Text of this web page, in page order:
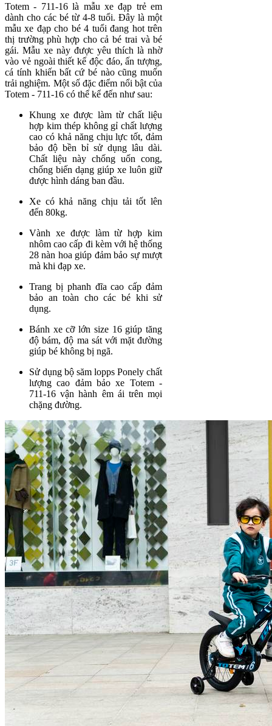
Totem - 711-16 là mẫu xe đạp trẻ em
dành cho các bé từ 4-8 tuổi. Đây là một
mẫu xe đạp cho bé 4 tuổi đang hot trên
thị trường phù hợp cho cả bé trai và bé
gái. Mẫu xe này được yêu thích là nhờ
vào vẻ ngoài thiết kế độc đáo, ấn tượng,
cá tính khiến bất cứ bé nào cũng muốn
trải nghiệm. Một số đặc điểm nổi bật của
Totem - 711-16 có thể kể đến như sau:
Khung xe được làm từ chất liệu
hợp kim thép không gỉ chất lượng
cao có khả năng chịu lực tốt, đảm
bảo độ bền bỉ sử dụng lâu dài.
Chất liệu này chống uốn cong,
chống biến dạng giúp xe luôn giữ
được hình dáng ban đầu.
Xe có khả năng chịu tải tốt lên
đến 80kg.
Vành xe được làm từ hợp kim
nhôm cao cấp đi kèm với hệ thống
28 nàn hoa giúp đảm bảo sự mượt
mà khi đạp xe.
Trang bị phanh đĩa cao cấp đảm
bảo an toàn cho các bé khi sử
dụng.
Bánh xe cỡ lớn size 16 giúp tăng
độ bám, độ ma sát với mặt đường
giúp bé không bị ngã.
Sử dụng bộ săm lopps Ponely chất
lượng cao đảm bảo xe Totem -
711-16 vận hành êm ái trên mọi
chặng đường.